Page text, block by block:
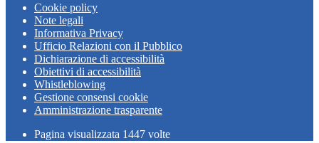
Cookie policy
Note legali
Informativa Privacy
Ufficio Relazioni con il Pubblico
Dichiarazione di accessibilità
Obiettivi di accessibilità
Whistleblowing
Gestione consensi cookie
Amministrazione trasparente
Pagina visualizzata 1447 volte